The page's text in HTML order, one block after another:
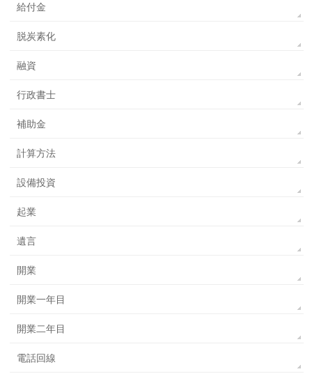
給付金
脱炭素化
融資
行政書士
補助金
計算方法
設備投資
起業
遺言
開業
開業一年目
開業二年目
電話回線